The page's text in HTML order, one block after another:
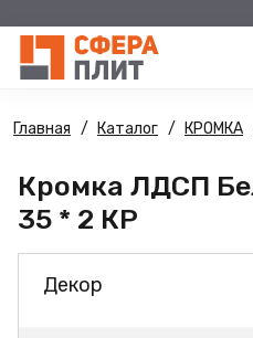
Главная Каталог КРОМКА
Кромка ЛДСП
35 * 2 КР
Декор